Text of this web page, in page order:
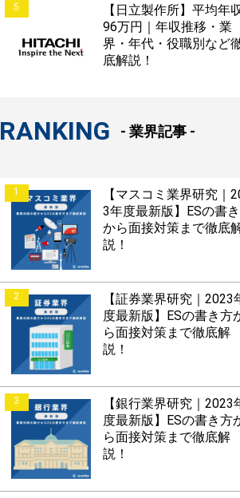
5
【日立製作所】平均年
96万円｜年収推移・業
界・年代・役職別など
底解説！
RANKING - 業界記事 -
1
【マスコミ業界研究｜
3年度最新版】ESの書
から面接対策まで徹底
説！
2
【証券業界研究｜2023
度最新版】ESの書き方
ら面接対策まで徹底解
説！
3
【銀行業界研究｜2023
度最新版】ESの書き方
ら面接対策まで徹底解
説！